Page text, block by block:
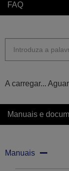
FAQ
A carregar...
Manuais e
Manuais